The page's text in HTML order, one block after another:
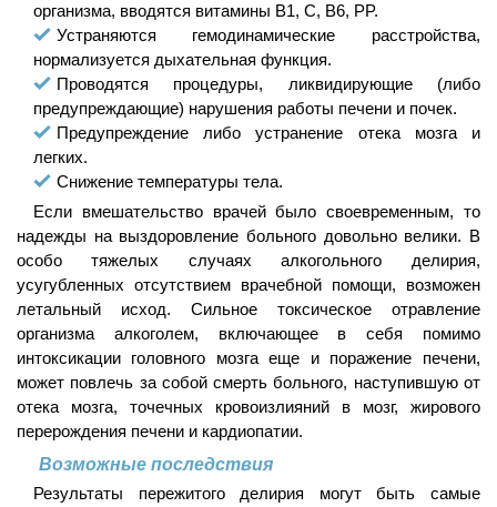
организма, вводятся витамины B1, C, B6, PP.
Устраняются гемодинамические расстройства,
нормализуется дыхательная функция.
Проводятся процедуры, ликвидирующие (либо
предупреждающие) нарушения работы печени и почек.
Предупреждение либо устранение отека мозга и
легких.
Снижение температуры тела.
Если вмешательство врачей было своевременным, то
надежды на выздоровление больного довольно велики. В
особо тяжелых случаях алкогольного делирия,
усугубленных отсутствием врачебной помощи, возможен
летальный исход. Сильное токсическое отравление
организма алкоголем, включающее в себя помимо
интоксикации головного мозга еще и поражение печени,
может повлечь за собой смерть больного, наступившую от
отека мозга, точечных кровоизлияний в мозг, жирового
перерождения печени и кардиопатии.
Возможные последствия
Результаты пережитого делирия могут быть самые